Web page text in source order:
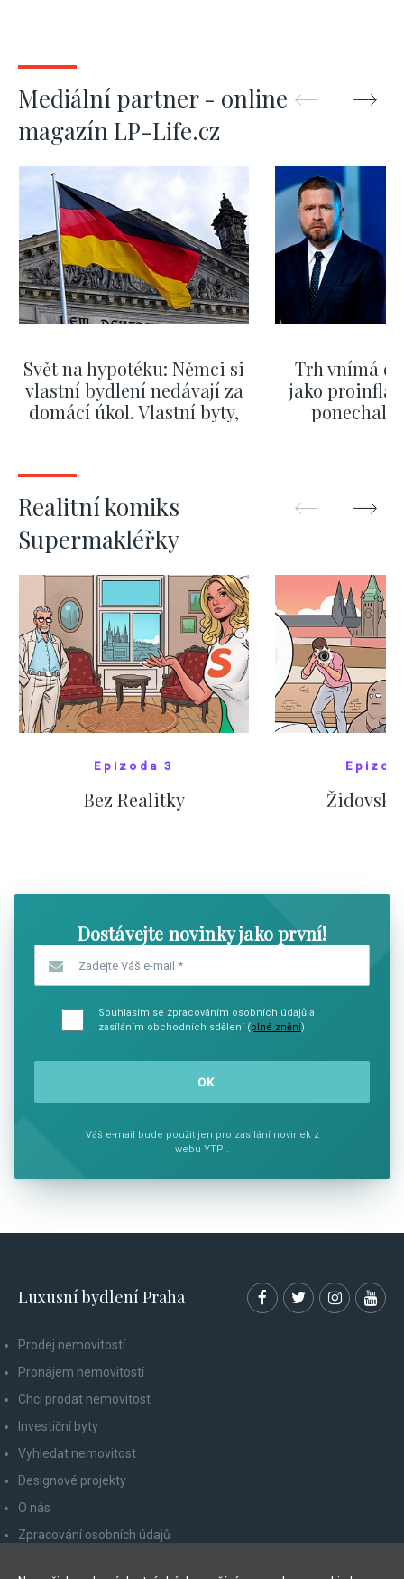
Mediální partner - online
magazín LP-Life.cz
Svět na hypotéku: Němci si
vlastní bydlení nedávají za
domácí úkol. Vlastní byty,
Trh vnímá
jako
ponechali
Realitní komiks
Supermakléřky
Epizoda 3
Bez Realitky
Dostávejte novinky jako první!
Souhlasím se zpracováním osobních údajů a
zasíláním obchodních sdělení (plné znění)
Váš e-mail bude použit jen pro zasílání novinek z
webu YTPI.
Luxusní bydlení Praha
Prodej nemovitostí
Pronájem nemovitostí
Chci prodat nemovitost
Investiční byty
Vyhledat nemovitost
Designové projekty
O nás
Zpracování osobních údajů